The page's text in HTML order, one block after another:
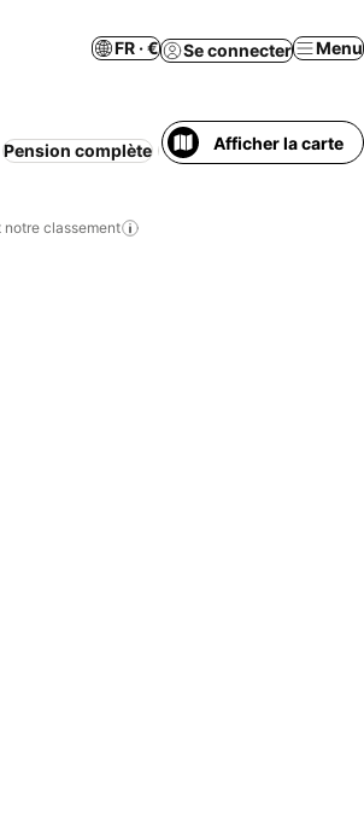
FR · € Se connecter Menu
Pension complète Appart'hôtel Petit-
Afficher la carte
classement
favoris
favoris